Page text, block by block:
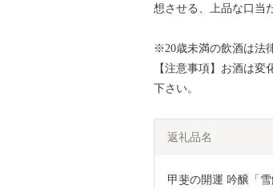
想させる、上品な口当
※20歳未満の飲酒は法
【注意事項】お酒は
下さい。
返礼品名
甲斐の開運 吟醸「